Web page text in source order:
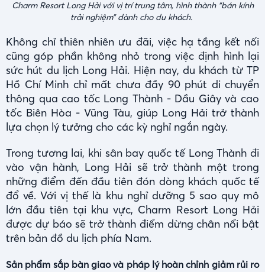
Charm Resort Long Hải với vị trí trung tâm, hình thành “bán kính
trải nghiệm” dành cho du khách.
Không chỉ thiên nhiên ưu đãi, việc hạ tầng kết nối
cũng góp phần không nhỏ trong việc định hình lại
sức hút du lịch Long Hải. Hiện nay, du khách từ TP
Hồ Chí Minh chỉ mất chưa đầy 90 phút di chuyển
thông qua cao tốc Long Thành - Dầu Giây và cao
tốc Biên Hòa - Vũng Tàu, giúp Long Hải trở thành
lựa chọn lý tưởng cho các kỳ nghỉ ngắn ngày.
Trong tương lai, khi sân bay quốc tế Long Thành đi
vào vận hành, Long Hải sẽ trở thành một trong
những điểm đến đầu tiên đón dòng khách quốc tế
đổ về. Với vị thế là khu nghỉ dưỡng 5 sao quy mô
lớn đầu tiên tại khu vực, Charm Resort Long Hải
được dự báo sẽ trở thành điểm dừng chân nổi bật
trên bản đồ du lịch phía Nam.
Sản phẩm sắp bàn giao và pháp lý hoàn chỉnh giảm rủi ro